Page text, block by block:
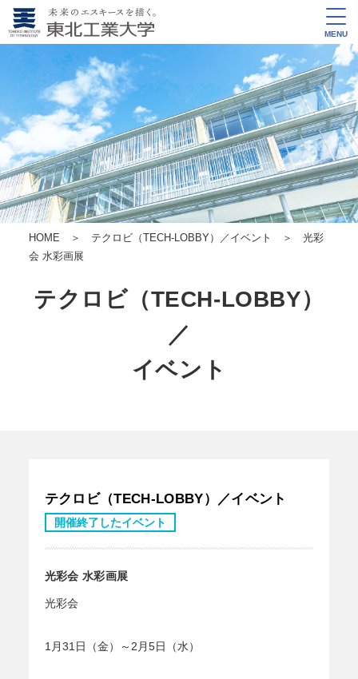
MENU
HOME ＞ テクロビ（TECH-LOBBY）／イベント
＞ 光彩
会 水彩画展
テクロビ（TECH-LOBBY）
／
イベント
テクロビ（TECH-LOBBY）／イベント
開催終了したイベント
光彩会 水彩画展
光彩会
1月31日（金）～2月5日（水）